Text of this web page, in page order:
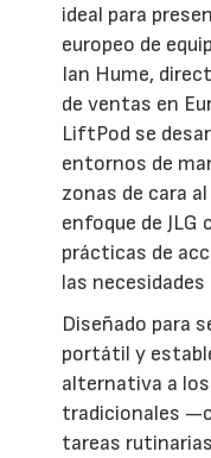
ideal para
europeo de
Ian Hume,
de ventas en
LiftPod se
entornos de
zonas de cara
enfoque de
prácticas de
las necesidades
Diseñado para
portátil y
alternativa a
tradicionales
tareas